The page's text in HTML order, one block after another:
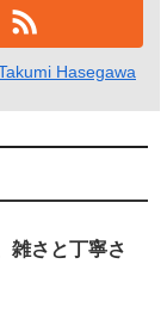
Hasegawa
雑さと丁寧さ